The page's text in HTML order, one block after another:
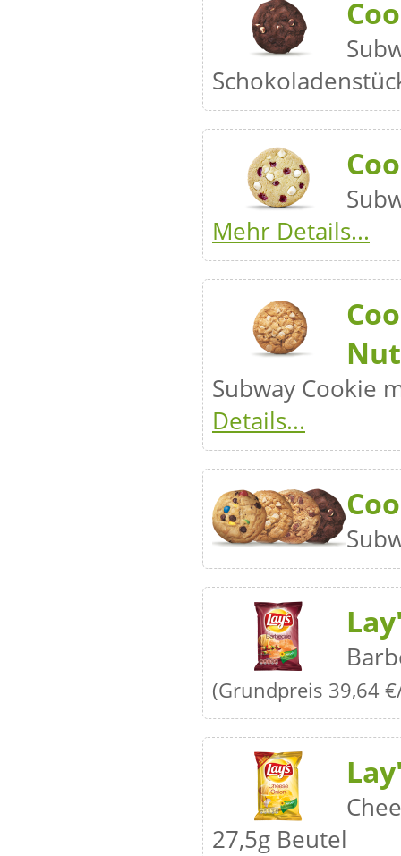
Mehr Details...
Nut
Subway Cookie
Details...
(Grundpreis 39,64
27,5g Beutel